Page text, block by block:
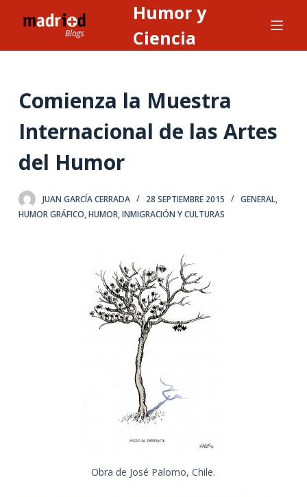
l
n
Humor y
Ciencia
Comienza la Muestra
Internacional de las Artes
del Humor
JUAN GARCÍA CERRADA 28 SEPTIEMBRE 2015 GENERAL,
HUMOR GRÁFICO,HUMOR, INMIGRACIÓN Y CULTURAS
Obra de José Palomo, Chile.